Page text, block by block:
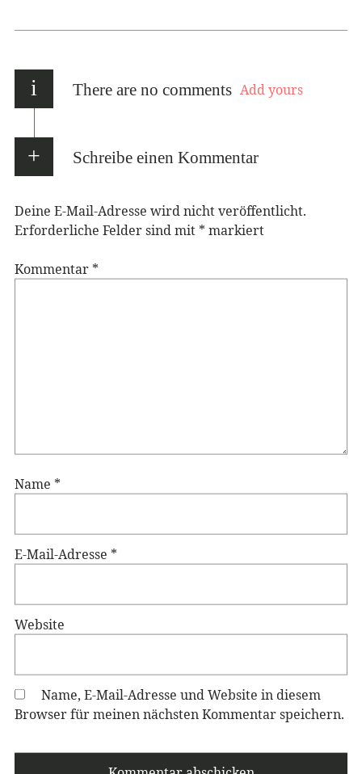
i There are no comments Add yours
Schreibe einen Kommentar
Deine E-Mail-Adresse wird nicht veröffentlicht.
Erforderliche Felder sind mit * markiert
Kommentar *
Name *
E-Mail-Adresse *
Website
Name, E-Mail-Adresse und Website in diesem
Browser für meinen nächsten Kommentar speichern.